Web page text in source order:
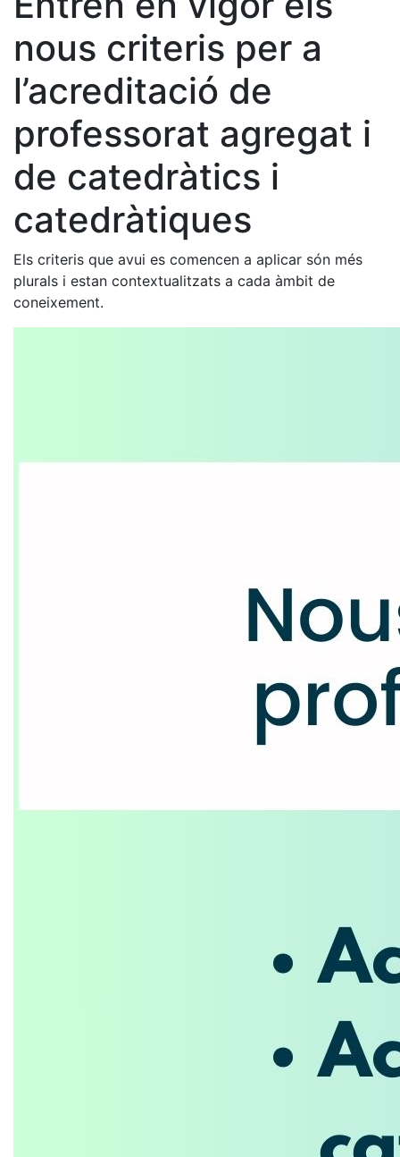
nous criteris per a
l’acreditació de
professorat agregat i
de catedràtics i
catedràtiques
Els criteris que avui es comencen a aplicar són més
plurals i estan contextualitzats a cada àmbit de
coneixement.